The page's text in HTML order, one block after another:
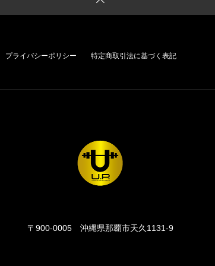
プライバシーポリシー 特定商取引法に基づく表記
〒900-0005 沖縄県那覇市天久1131-9